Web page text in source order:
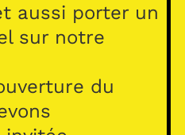
aussi porter un
sur notre
du